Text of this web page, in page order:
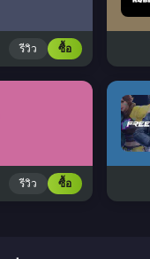
รีวิว ซื้อ
รีวิว ซื้อ